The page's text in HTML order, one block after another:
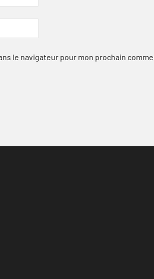
le navigateur pour mon prochain